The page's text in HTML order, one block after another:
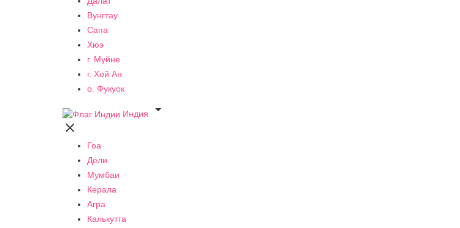
Вунгтау
Сапа
Хюэ
г. Муйне
г. Хой Ан
о. Фукуок
Индия


Гоа
Дели
Мумбаи
Керала
Агра
Калькутта